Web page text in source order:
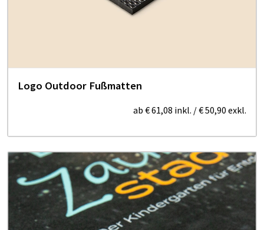
Logo Outdoor Fußmatten
ab € 61,08 inkl. /€ 50,90 exkl.